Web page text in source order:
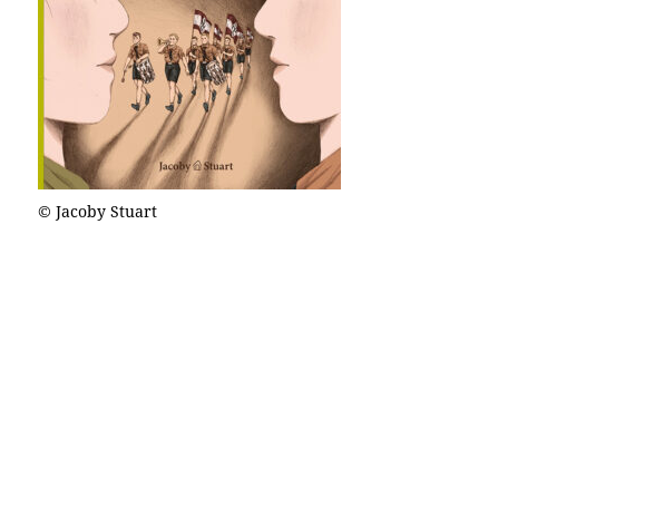
© Jacoby Stuart